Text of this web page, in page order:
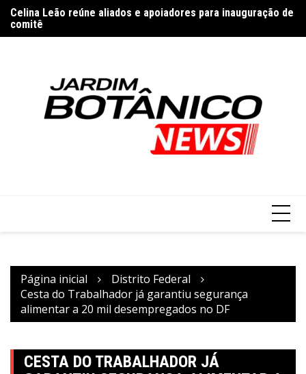
para
o
Celina Leão reúne aliados e apoiadores para inauguração de
comitê
Página inicial
Distrito Federal
Cesta do Trabalhador já garantiu segurança
alimentar a 20 mil desempregados no DF
CESTA DO TRABALHADOR JÁ